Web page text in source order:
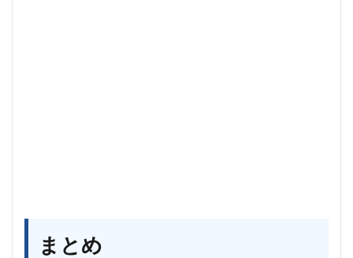
まとめ